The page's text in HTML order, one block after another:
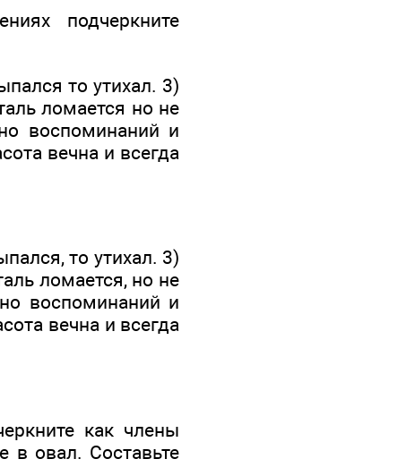
под­черкните
то утихал. 3)
ломается но не
воспо­минаний и
вечна и всегда
то утихал. 3)
ломается, но не
воспо­минаний и
вечна и всегда
как члены
в овал. Составьте